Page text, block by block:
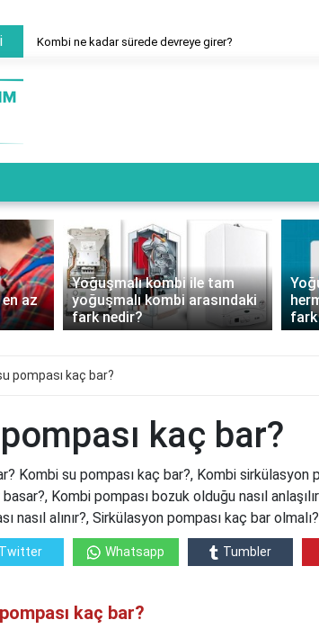
Kombi ne kadar sürede devreye girer?
az
Yoğuşmalı kombi ile tam
yoğuşmalı kombi arasındaki
fark nedir?
fark
pompası kaç bar?
kaç bar?
Kombi su pompası kaç bar?, Kombi sirkülasyon
Kombi pompası bozuk olduğu nasıl
nasıl alınır?, Sirkülasyon pompası kaç bar olmalı?
Twitter Whatsapp Tumbler
kaç bar?